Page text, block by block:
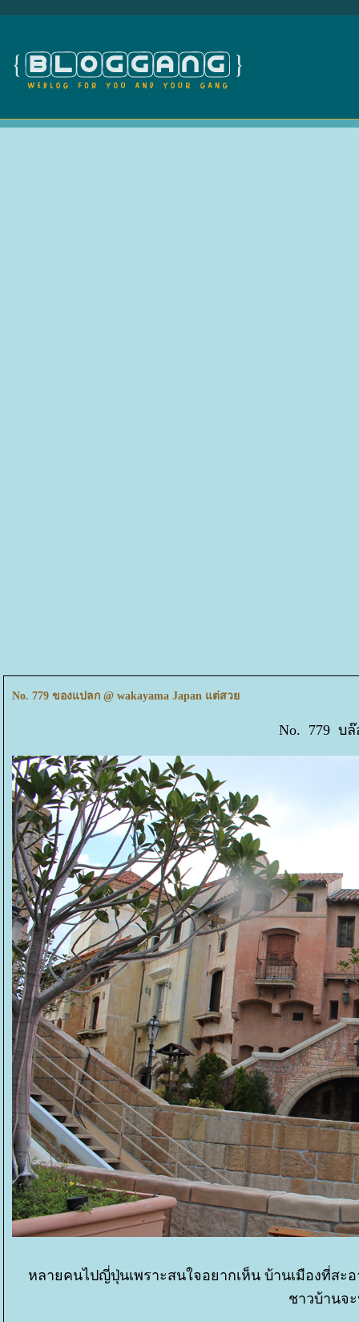
No. 779 ของแปลก @ wakayama Japan แต่สว
No. 779 บ
หลายคนไปญี่ปุ่นเพราะสนใจอยากเห็น บ้านเมืองที่ส
ชาวบ้านจ